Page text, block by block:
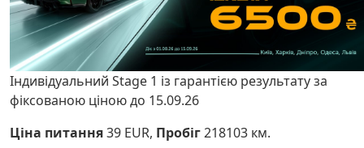
Індивідуальний Stage 1 із гарантією результату за
фіксованою ціною до 15.09.26
Ціна питання39 EUR, Пробіг218103 км.